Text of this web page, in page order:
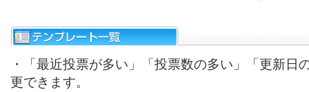
・「最近投票が多い」「投票数の多い」「更新日
更できます。